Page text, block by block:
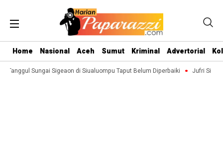
Home Nasional Aceh Sumut Kriminal Advertorial
Sungai Sigeaon di Siualuompu Taput Belum Diperbaiki Jufri